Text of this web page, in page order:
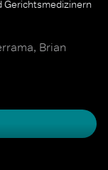
Gerichtsmedizinern
Brian